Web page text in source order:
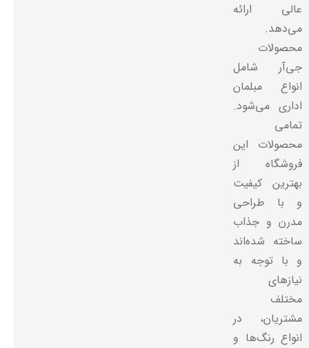
عالی ارائه
می‌دهد.
محصولات
جی‌آر شامل
انواع مبلمان
اداری می‌شود.
تمامی
محصولات این
فروشگاه از
بهترین کیفیت
و با طراحی
مدرن و جذاب
ساخته شده‌اند
و با توجه به
نیازهای
مختلف
مشتریان، در
انواع رنگ‌ها و